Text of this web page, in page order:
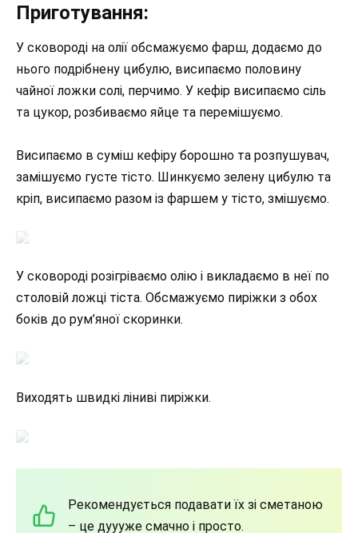
Приготування:
У сковороді на олії обсмажуємо фарш, додаємо до
нього подрібнену цибулю, висипаємо половину
чайної ложки солі, перчимо. У кефір висипаємо сіль
та цукор, розбиваємо яйце та перемішуємо.
Висипаємо в суміш кефіру борошно та розпушувач,
замішуємо густе тісто. Шинкуємо зелену цибулю та
кріп, висипаємо разом із фаршем у тісто, змішуємо.
У сковороді розігріваємо олію і викладаємо в неї по
столовій ложці тіста. Обсмажуємо пиріжки з обох
боків до рум’яної скоринки.
Виходять швидкі ліниві пиріжки.
Рекомендується подавати їх зі сметаною
– це дуууже смачно і просто.